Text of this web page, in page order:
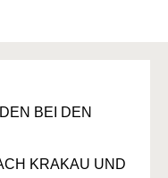
BEI DEN
KRAKAU UND